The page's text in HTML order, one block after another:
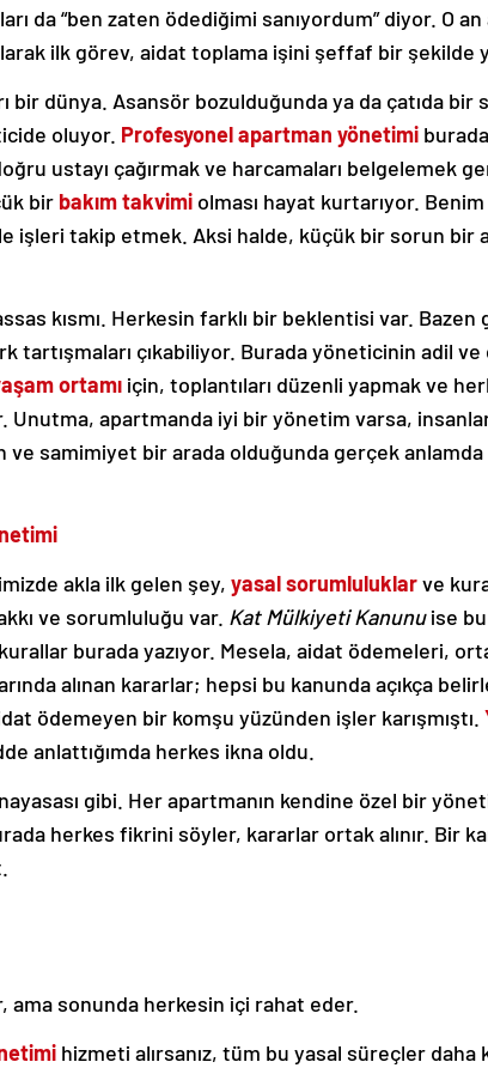
da “ben zaten ödediğimi sanıyordum” diyor. O an
ilk görev, aidat toplama işini şeffaf bir şekilde
bir dünya. Asansör bozulduğunda ya da çatıda bir
oluyor. Profesyonel apartman yönetimi
ustayı çağırmak ve harcamaları belgelemek
bir bakım takvimi olması hayat kurtarıyor.
işleri takip etmek. Aksi halde, küçük bir sorun bir
kısmı. Herkesin farklı bir beklentisi var. Bazen
tartışmaları çıkabiliyor. Burada yöneticinin adil ve
ortamı için, toplantıları düzenli yapmak ve
apartmanda iyi bir yönetim varsa,
ve samimiyet bir arada olduğunda gerçek
akla ilk gelen şey, yasal sorumluluklarve
ve sorumluluğu var. Kat Mülkiyeti Kanunuise
burada yazıyor. Mesela, aidat ödemeleri,
alınan kararlar; hepsi bu kanunda açıkça
ödemeyen bir komşu yüzünden işler karışmıştı.
anlattığımda herkes ikna oldu.
gibi. Her apartmanın kendine özel bir
herkes fikrini söyler, kararlar ortak alınır. Bir
ama sonunda herkesin içi rahat eder.
hizmeti alırsanız, tüm bu yasal süreçler daha